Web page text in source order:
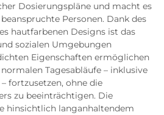
Dosierungspläne und macht es
Personen. Dank des
hautfarbenen Designs ist das
sozialen Umgebungen
Eigenschaften ermöglichen
Tagesabläufe – inklusive
fortzusetzen, ohne die
zu beeinträchtigen. Die
hinsichtlich langanhaltendem